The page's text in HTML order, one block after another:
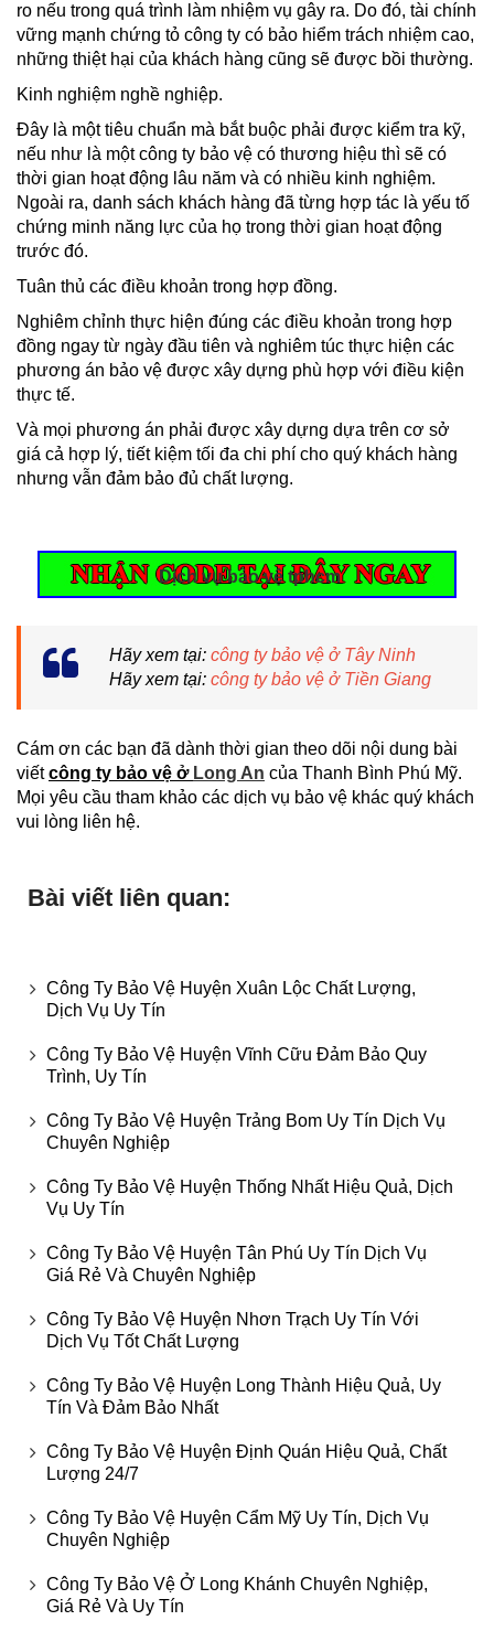
ro nếu trong quá trình làm nhiệm vụ gây ra. Do đó, tài chính
vững mạnh chứng tỏ công ty có bảo hiểm trách nhiệm cao,
những thiệt hại của khách hàng cũng sẽ được bồi thường.
Kinh nghiệm nghề nghiệp.
Đây là một tiêu chuẩn mà bắt buộc phải được kiểm tra kỹ,
nếu như là một công ty bảo vệ có thương hiệu thì sẽ có
thời gian hoạt động lâu năm và có nhiều kinh nghiệm.
Ngoài ra, danh sách khách hàng đã từng hợp tác là yếu tố
chứng minh năng lực của họ trong thời gian hoạt động
trước đó.
Tuân thủ các điều khoản trong hợp đồng.
Nghiêm chỉnh thực hiện đúng các điều khoản trong hợp
đồng ngay từ ngày đầu tiên và nghiêm túc thực hiện các
phương án bảo vệ được xây dựng phù hợp với điều kiện
thực tế.
Và mọi phương án phải được xây dựng dựa trên cơ sở
giá cả hợp lý, tiết kiệm tối đa chi phí cho quý khách hàng
nhưng vẫn đảm bảo đủ chất lượng.
Dịch vụ bảo vệ tphcm
Hãy xem tại: công ty bảo vệ ở Tây Ninh
Hãy xem tại: công ty bảo vệ ở Tiền Giang
Cám ơn các bạn đã dành thời gian theo dõi nội dung bài
viếtcông ty bảo vệ ở Long An của Thanh Bình Phú Mỹ.
Mọi yêu cầu tham khảo các dịch vụ bảo vệ khác quý khách
vui lòng liên hệ.
Bài viết liên quan:
Công Ty Bảo Vệ Huyện Xuân Lộc Chất Lượng,
Dịch Vụ Uy Tín
Công Ty Bảo Vệ Huyện Vĩnh Cữu Đảm Bảo Quy
Trình, Uy Tín
Công Ty Bảo Vệ Huyện Trảng Bom Uy Tín Dịch Vụ
Chuyên Nghiệp
Công Ty Bảo Vệ Huyện Thống Nhất Hiệu Quả, Dịch
Vụ Uy Tín
Công Ty Bảo Vệ Huyện Tân Phú Uy Tín Dịch Vụ
Giá Rẻ Và Chuyên Nghiệp
Công Ty Bảo Vệ Huyện Nhơn Trạch Uy Tín Với
Dịch Vụ Tốt Chất Lượng
Công Ty Bảo Vệ Huyện Long Thành Hiệu Quả, Uy
Tín Và Đảm Bảo Nhất
Công Ty Bảo Vệ Huyện Định Quán Hiệu Quả, Chất
Lượng 24/7
Công Ty Bảo Vệ Huyện Cẩm Mỹ Uy Tín, Dịch Vụ
Chuyên Nghiệp
Công Ty Bảo Vệ Ở Long Khánh Chuyên Nghiệp,
Giá Rẻ Và Uy Tín